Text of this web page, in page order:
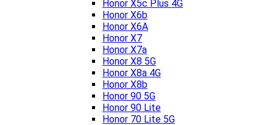
Honor X5c Plus 4G
Honor X6b
Honor X6A
Honor X7
Honor X7a
Honor X8 5G
Honor X8a 4G
Honor X8b
Honor 90 5G
Honor 90 Lite
Honor 70 Lite 5G